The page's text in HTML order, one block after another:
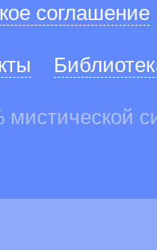
соглашение
мистической